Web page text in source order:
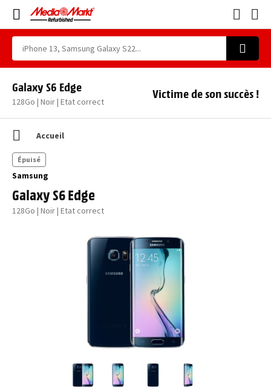
Galaxy S6 Edge
128Go | Noir | Etat correct
Victime de son succès !
Accueil
Samsung
Galaxy S6 Edge
128Go | Noir | Etat correct
Épuisé